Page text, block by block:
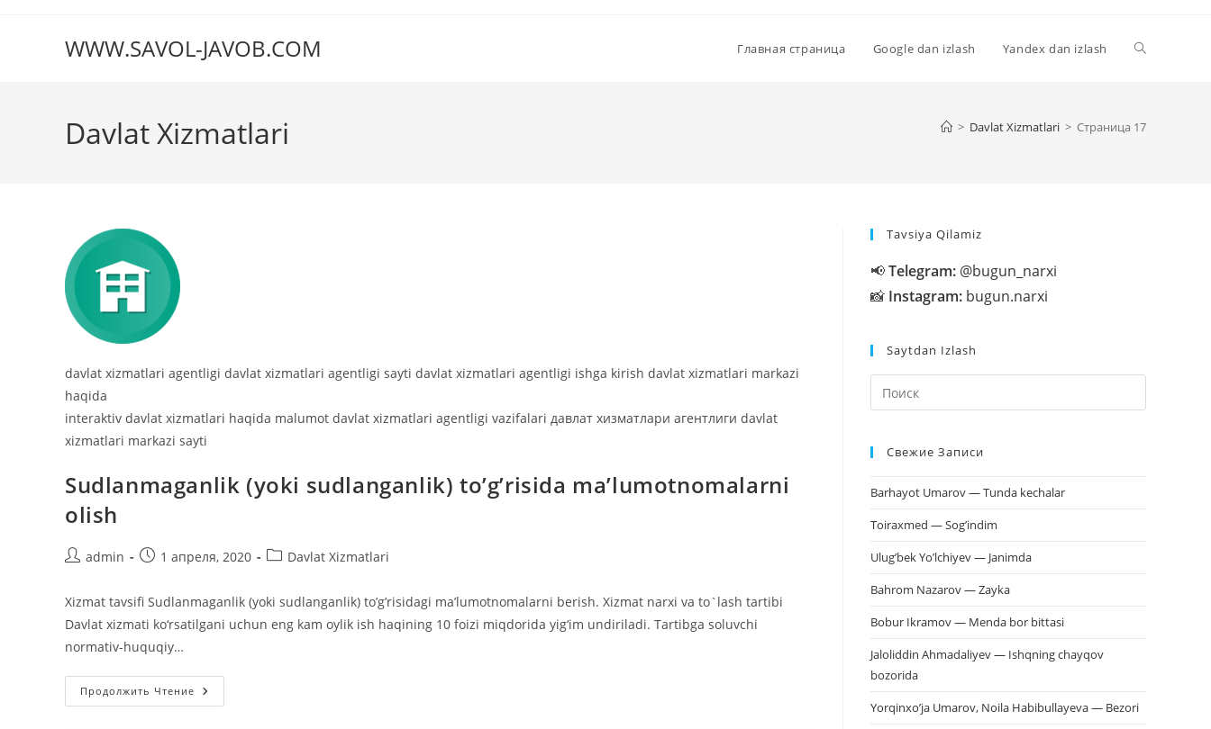
содержимомуWWW.SAVOL-JAVOB.COM Главная страница Google dan izlash Yandex dan izlash
Davlat Xizmatlari > Davlat Xizmatlari > Страница 17
davlat xizmatlari agentligi davlat xizmatlari agentligi sayti davlat xizmatlari agentligi ishga kirish davlat xizmatlari markazi
haqida
interaktiv davlat xizmatlari haqida malumot davlat xizmatlari agentligi vazifalari давлат хизматлари агентлиги davlat
xizmatlari markazi sayti
Sudlanmaganlik (yoki sudlanganlik) to’g’risida ma’lumotnomalarni
olish
Авторadmin
Запись1 апреля, 2020
Рубрика
Davlat Xizmatlari
Xizmat tavsifi Sudlanmaganlik (yoki sudlanganlik) to’g’risidagi ma’lumotnomalarni berish. Xizmat narxi va to`lash tartibi
Davlat xizmati ko‘rsatilgani uchun eng kam oylik ish haqining 10 foizi miqdorida yig‘im undiriladi. Tartibga soluvchi
normativ-huquqiy…
Продолжить Чтение Sudlanmaganlik
(yoki
Tavsiya Qilamiz
📢Telegram: @bugun_narxi
📸 Instagram: bugun.narxi
Saytdan Izlash
клавишу
Свежие Записи
Barhayot Umarov — Tunda kechalar
Toiraxmed — Sog’indim
Ulug’bek Yo’lchiyev — Janimda
Bahrom Nazarov — Zayka
Bobur Ikramov — Menda bor bittasi
Jaloliddin Ahmadaliyev — Ishqning chayqov
bozorida
Yorqinxo’ja Umarov, Noila Habibullayeva — Bezori